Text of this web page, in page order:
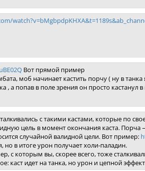
Вот прямой пример
моб начинает кастить порчу ( ну в
, а попав в поле зрения он просто кастанул
с такими кастами, которые по
цель в момент окончания каста. Порча
случайной валидной цели. Вот пример:
но в итоге урон получает холи-паладин.
с которым вы, скорее всего, тоже
каст идет на танка, но урон и цепной